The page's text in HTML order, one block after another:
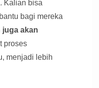
Kalian bisa
bagi mereka
juga akan
proses
menjadi lebih